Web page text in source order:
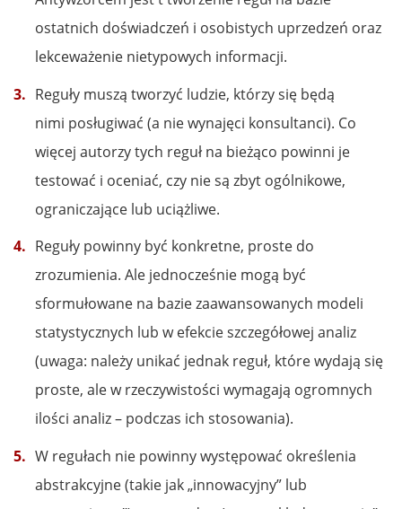
ostatnich doświadczeń i osobistych uprzedzeń oraz
lekceważenie nietypowych informacji.
Reguły muszą tworzyć ludzie, którzy się będą
nimi posługiwać (a nie wynajęci konsultanci). Co
więcej autorzy tych reguł na bieżąco powinni je
testować i oceniać, czy nie są zbyt ogólnikowe,
ograniczające lub uciążliwe.
Reguły powinny być konkretne, proste do
zrozumienia. Ale jednocześnie mogą być
sformułowane na bazie zaawansowanych modeli
statystycznych lub w efekcie szczegółowej analiz
(uwaga: należy unikać jednak reguł, które wydają się
proste, ale w rzeczywistości wymagają ogromnych
ilości analiz – podczas ich stosowania).
W regułach nie powinny występować określenia
abstrakcyjne (takie jak „innowacyjny” lub